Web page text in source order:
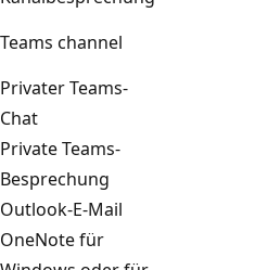
Teams channel
Privater Teams-
Chat
Private Teams-
Besprechung
Outlook-E-Mail
OneNote für